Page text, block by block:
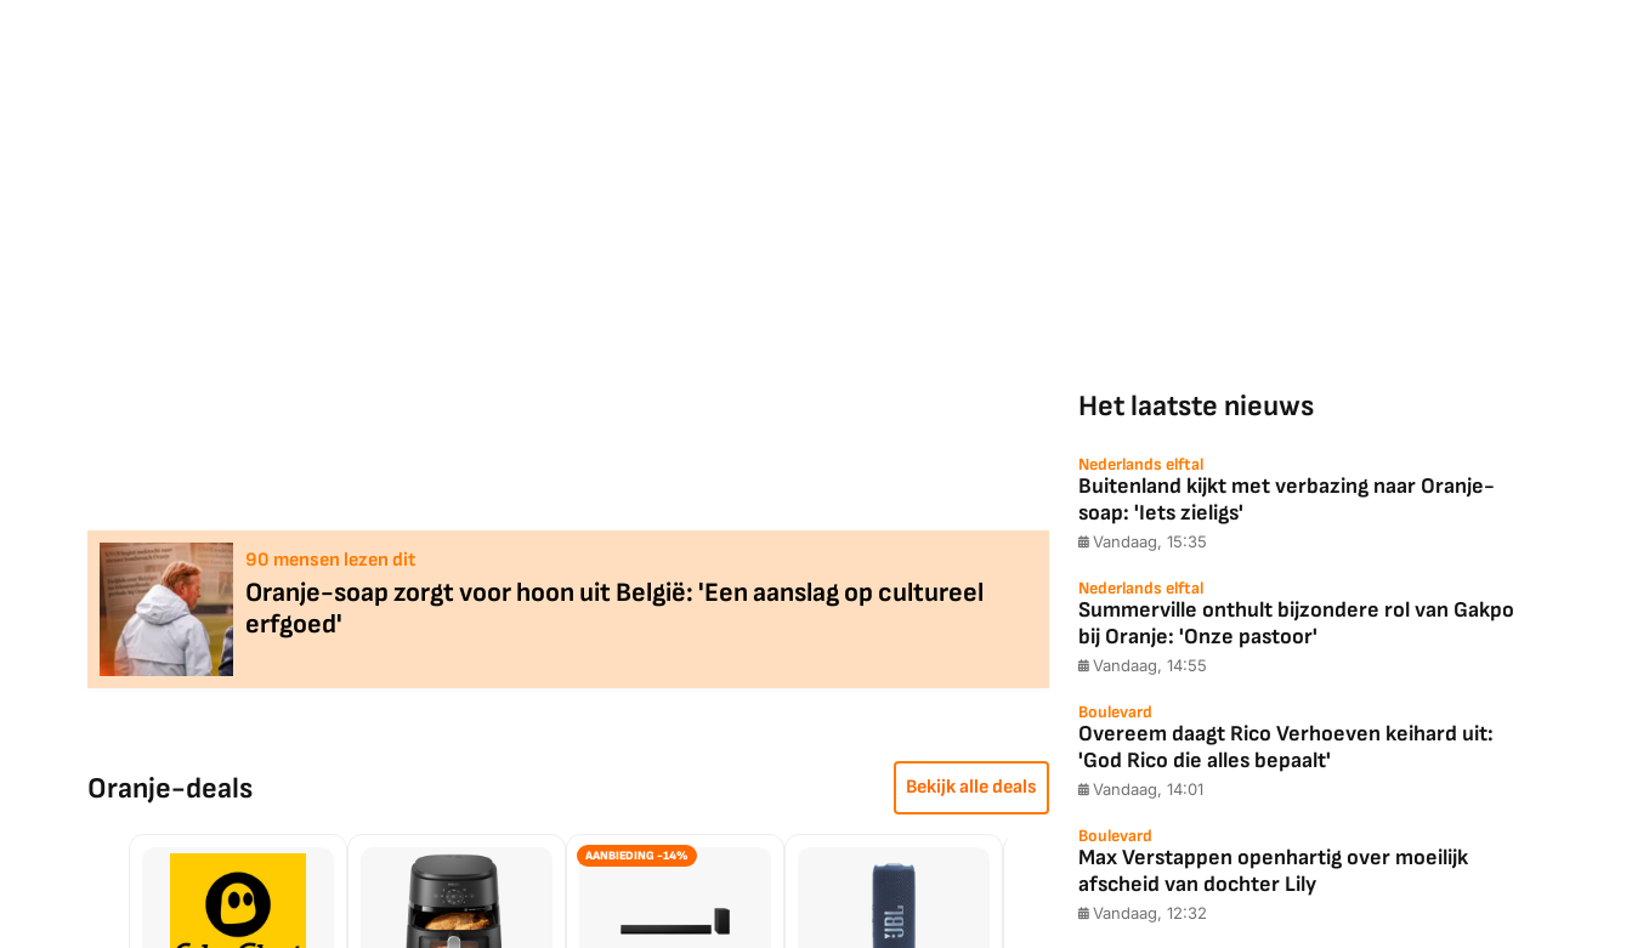
90 mensen lezen dit
Oranje-soap zorgt voor hoon uit België: 'Een aanslag op cultureel
erfgoed'
Oranje-deals Bekijk alle deals
AANBIEDING -14%
Het laatste nieuws
Nederlands elftal
Buitenland kijkt met verbazing naar Oranje-
soap: 'Iets zieligs'
Vandaag, 15:35
Nederlands elftal
Summerville onthult bijzondere rol van Gakpo
bij Oranje: 'Onze pastoor'
Vandaag, 14:55
Boulevard
Overeem daagt Rico Verhoeven keihard uit:
'God Rico die alles bepaalt'
Vandaag, 14:01
Boulevard
Max Verstappen openhartig over moeilijk
afscheid van dochter Lily
Vandaag, 12:32